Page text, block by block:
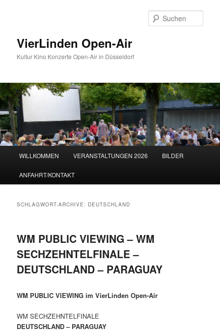
VierLinden Open-Air
Kultur Kino Konzerte Open-Air in Düsseldorf
WILLKOMMEN VERANSTALTUNGEN 2026 BILDER
ANFAHRT/KONTAKT
SCHLAGWORT-ARCHIVE: DEUTSCHLAND
WM PUBLIC VIEWING – WM
SECHZEHNTELFINALE –
DEUTSCHLAND – PARAGUAY
WM PUBLIC VIEWING im VierLinden Open-Air
WM SECHZEHNTELFINALE
DEUTSCHLAND – PARAGUAY